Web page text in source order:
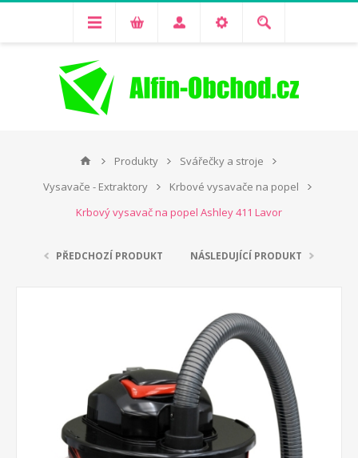
Produkty
Svářečky a stroje
Vysavače - Extraktory
Krbové vysavače na popel
Krbový vysavač na popel Ashley 411 Lavor
PŘEDCHOZÍ PRODUKT NÁSLEDUJÍCÍ PRODUKT